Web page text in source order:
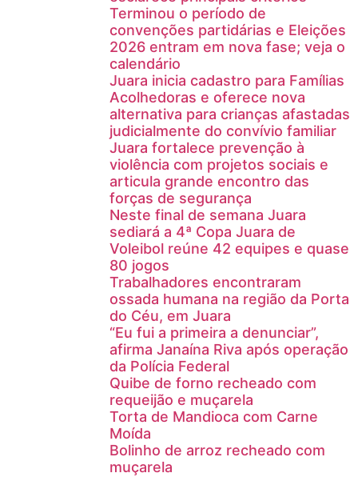
Terminou o período de
convenções partidárias e Eleições
2026 entram em nova fase; veja o
calendário
Juara inicia cadastro para Famílias
Acolhedoras e oferece nova
alternativa para crianças afastadas
judicialmente do convívio familiar
Juara fortalece prevenção à
violência com projetos sociais e
articula grande encontro das
forças de segurança
Neste final de semana Juara
sediará a 4ª Copa Juara de
Voleibol reúne 42 equipes e quase
80 jogos
Trabalhadores encontraram
ossada humana na região da Porta
do Céu, em Juara
“Eu fui a primeira a denunciar”,
afirma Janaína Riva após operação
da Polícia Federal
Quibe de forno recheado com
requeijão e muçarela
Torta de Mandioca com Carne
Moída
Bolinho de arroz recheado com
muçarela